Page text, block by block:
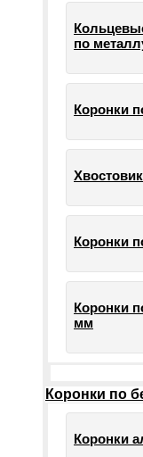
по
Коронки
Коронки
Коронки
мм
Коронки по
Коронки